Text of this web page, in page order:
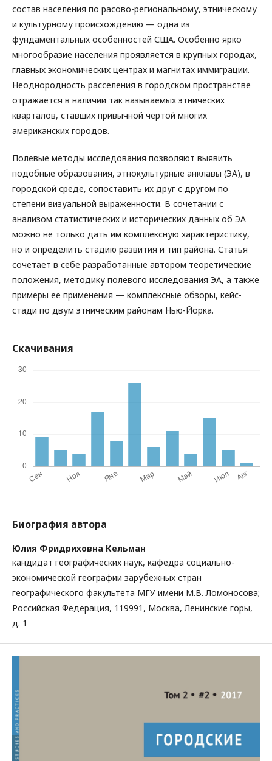
состав населения по расово-региональному, этническому
и культурному происхождению — одна из
фундаментальных особенностей США. Особенно ярко
многообразие населения проявляется в крупных городах,
главных экономических центрах и магнитах иммиграции.
Неоднородность расселения в городском пространстве
отражается в наличии так называемых этнических
кварталов, ставших привычной чертой многих
американских городов.
Полевые методы исследования позволяют выявить
подобные образования, этнокультурные анклавы (ЭА), в
городской среде, сопоставить их друг с другом по
степени визуальной выраженности. В сочетании с
анализом статистических и исторических данных об ЭА
можно не только дать им комплексную характеристику,
но и определить стадию развития и тип района. Статья
сочетает в себе разработанные автором теоретические
положения, методику полевого исследования ЭА, а также
примеры ее применения — комплексные обзоры, кейс-
стади по двум этническим районам Нью-Йорка.
Скачивания
Биография автора
Юлия Фридриховна Кельман
кандидат географических наук, кафедра социально-
экономической географии зарубежных стран
географического факультета МГУ имени М.В. Ломоносова;
Российская Федерация, 119991, Москва, Ленинские горы,
д. 1